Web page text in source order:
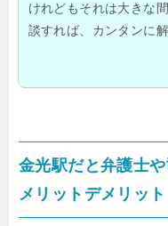
けれどもそれは大きな
談すれば、カンタンに
金光駅だと弁護士
メリットデメリット